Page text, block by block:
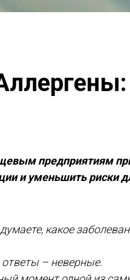
предприятиям
и уменьшить риски
какое
ответы – неверные.